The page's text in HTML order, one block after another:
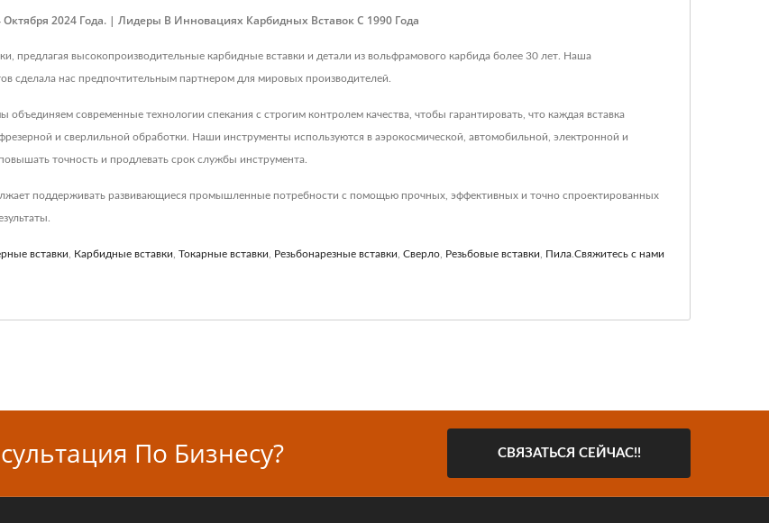
2024 Года. | Лидеры В Инновациях Карбидных Вставок С 1990 Года
предлагая высокопроизводительные карбидные вставки и детали из вольфрамового карбида более 30 лет. Наша
сделала нас предпочтительным партнером для мировых производителей.
объединяем современные технологии спекания с строгим контролем качества, чтобы гарантировать, что каждая вставка
и сверлильной обработки. Наши инструменты используются в аэрокосмической, автомобильной, электронной и
точность и продлевать срок службы инструмента.
поддерживать развивающиеся промышленные потребности с помощью прочных, эффективных и точно спроектированных
вставки Карбидные вставки Токарные вставки Резьбонарезные вставки Сверло Резьбовые вставки Пила Свяжитесь с нами
По Бизнесу? СВЯЗАТЬСЯ СЕЙЧАС!!